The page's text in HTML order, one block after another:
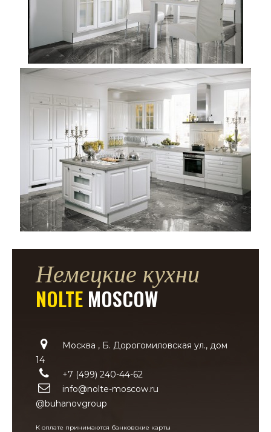
Немецкие кухни
NOLTEMOSCOW
Москва , Б. Дорогомиловская ул., дом
14
+7 (499) 240-44-62
info@nolte-moscow.ru
@buhanovgroup
К оплате принимаются банковские карты